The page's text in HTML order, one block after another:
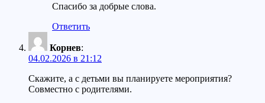
Спасибо за добрые слова.
Ответить
Корнев:
04.02.2026 в 21:12
Скажите, а с детьми вы планируете мероприятия?
Совместно с родителями.